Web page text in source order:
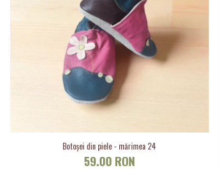
Botoșei din piele - mărimea 24
59.00 RON